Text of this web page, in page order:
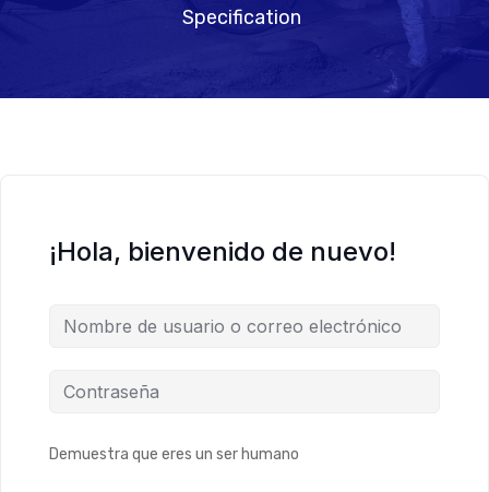
Specification
¡Hola, bienvenido de nuevo!
Demuestra que eres un ser humano